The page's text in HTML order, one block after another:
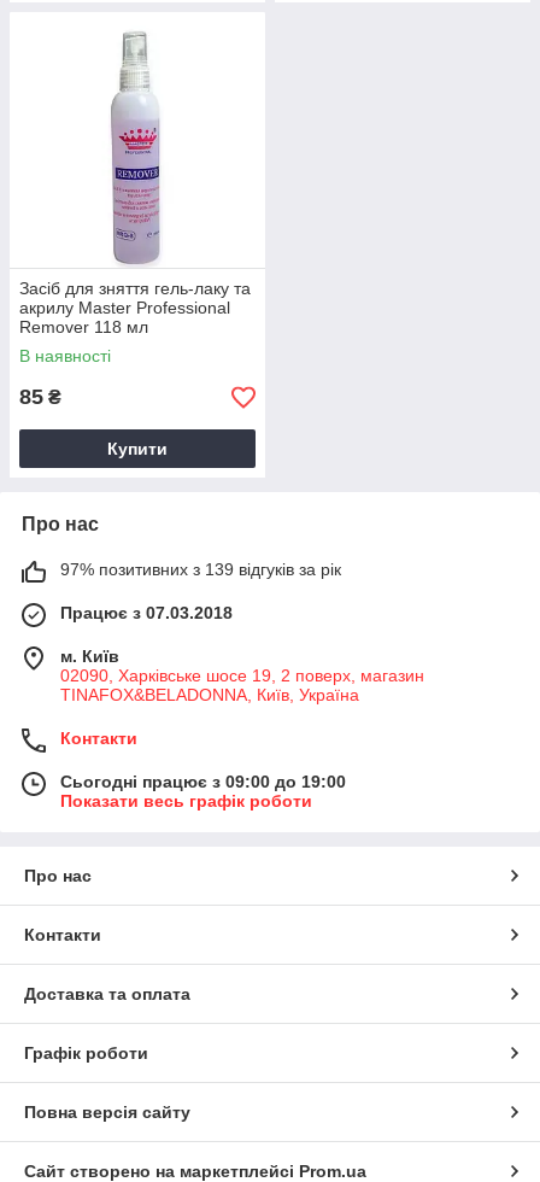
Засіб для зняття гель-лаку та
акрилу Master Professional
Remover 118 мл
В наявності
85 ₴
Купити
Про нас
97% позитивних з 139 відгуків за рік
Працює з 07.03.2018
м. Київ
02090, Харківське шосе 19, 2 поверх, магазин
TINAFOX&BELADONNA, Київ, Україна
Контакти
Сьогодні працює з 09:00 до 19:00
Показати весь графік роботи
Про нас
Контакти
Доставка та оплата
Графік роботи
Повна версія сайту
Сайт створено на маркетплейсі Prom.ua